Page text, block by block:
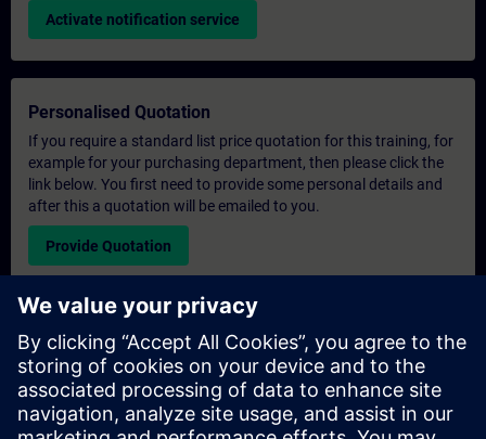
Activate notification service
Personalised Quotation
If you require a standard list price quotation for this training, for
example for your purchasing department, then please click the
link below. You first need to provide some personal details and
after this a quotation will be emailed to you.
Provide Quotation
Exclusive Training Enquiry
Please complete the enquiry form below if you require a
quotation for an exclusive training course either on-site, virtually
or at our SITRAIN training centre. This type of request would be
suitable for larger groups ( 6 and above). After providing your